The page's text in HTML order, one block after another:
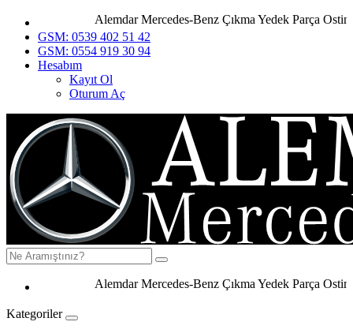
Alemdar Mercedes-Benz Çıkma Yedek Parça Ostim
GSM: 0539 402 51 42
GSM: 0554 919 30 94
Hesabım
Kayıt Ol
Oturum Aç
Alemdar Mercedes-Benz Çıkma Yedek Parça Ostim
Kategoriler